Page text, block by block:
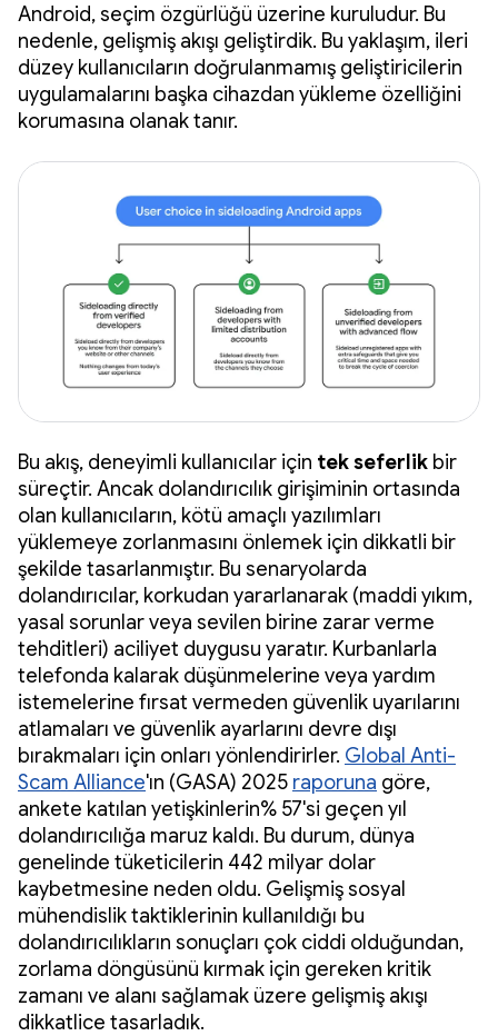
Android, seçim özgürlüğü üzerine kuruludur. Bu
nedenle, gelişmiş akışı geliştirdik. Bu yaklaşım, ileri
düzey kullanıcıların doğrulanmamış geliştiricilerin
uygulamalarını başka cihazdan yükleme özelliğini
korumasına olanak tanır.
Bu akış, deneyimli kullanıcılar için tek seferlik bir
süreçtir. Ancak dolandırıcılık girişiminin ortasında
olan kullanıcıların, kötü amaçlı yazılımları
yüklemeye zorlanmasını önlemek için dikkatli bir
şekilde tasarlanmıştır. Bu senaryolarda
dolandırıcılar, korkudan yararlanarak (maddi yıkım,
yasal sorunlar veya sevilen birine zarar verme
tehditleri) aciliyet duygusu yaratır. Kurbanlarla
telefonda kalarak düşünmelerine veya yardım
istemelerine fırsat vermeden güvenlik uyarılarını
atlamaları ve güvenlik ayarlarını devre dışı
bırakmaları için onları yönlendirirler. Global Anti-
Scam Alliance'ın (GASA) 2025 raporuna göre,
ankete katılan yetişkinlerin% 57'si geçen yıl
dolandırıcılığa maruz kaldı. Bu durum, dünya
genelinde tüketicilerin 442 milyar dolar
kaybetmesine neden oldu. Gelişmiş sosyal
mühendislik taktiklerinin kullanıldığı bu
dolandırıcılıkların sonuçları çok ciddi olduğundan,
zorlama döngüsünü kırmak için gereken kritik
zamanı ve alanı sağlamak üzere gelişmiş akışı
dikkatlice tasarladık.